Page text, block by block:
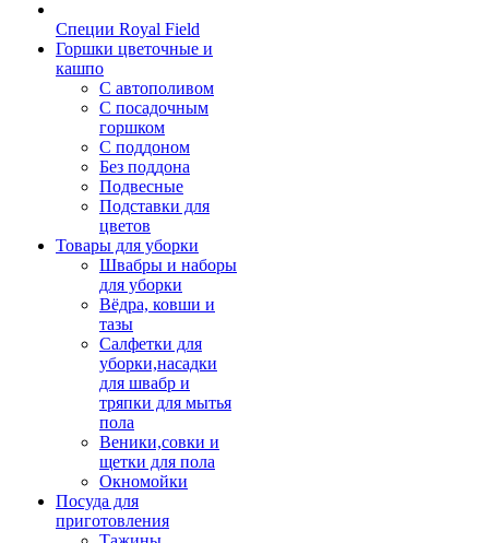
Специи Royal Field
Горшки цветочные и
кашпо
С автополивом
С посадочным
горшком
С поддоном
Без поддона
Подвесные
Подставки для
цветов
Товары для уборки
Швабры и наборы
для уборки
Вёдра, ковши и
тазы
Салфетки для
уборки,насадки
для швабр и
тряпки для мытья
пола
Веники,совки и
щетки для пола
Окномойки
Посуда для
приготовления